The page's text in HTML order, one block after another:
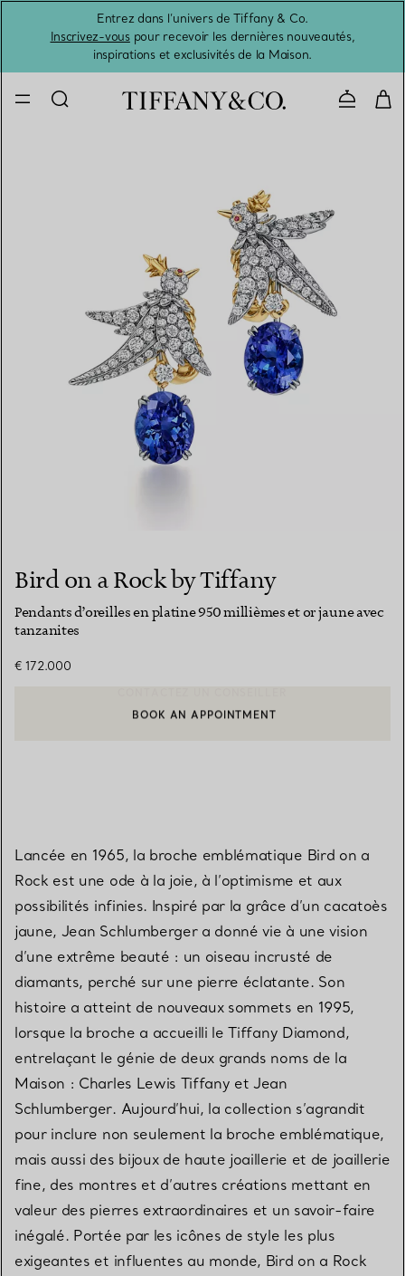
Entrez dans l’univers de Tiffany & Co.
Inscrivez-vouspour recevoir les dernières nouveautés,
inspirations et exclusivités de la Maison.
Bird on a Rock by Tiffany
Pendants d’oreilles en platine 950 millièmes et or jaune avec
tanzanites
€ 172.000
CONTACTER UN CONSEILLER CLIENT OU PRENDRE RENDEZ-
BOOK AN APPOINTMENT
Lancée en 1965, la broche emblématique Bird on a
Rock est une ode à la joie, à l’optimisme et aux
possibilités infinies. Inspiré par la grâce d’un cacatoès
jaune, Jean Schlumberger a donné vie à une vision
d’une extrême beauté : un oiseau incrusté de
diamants, perché sur une pierre éclatante. Son
histoire a atteint de nouveaux sommets en 1995,
lorsque la broche a accueilli le Tiffany Diamond,
entrelaçant le génie de deux grands noms de la
Maison : Charles Lewis Tiffany et Jean
Schlumberger. Aujourd’hui, la collection s’agrandit
pour inclure non seulement la broche emblématique,
mais aussi des bijoux de haute joaillerie et de joaillerie
fine, des montres et d’autres créations mettant en
valeur des pierres extraordinaires et un savoir-faire
inégalé. Portée par les icônes de style les plus
exigeantes et influentes au monde, Bird on a Rock